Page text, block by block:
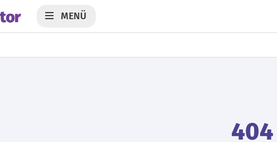
MENÜ
404